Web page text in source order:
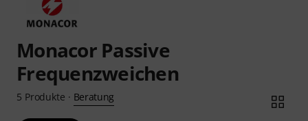
Monacor Passive
Frequenzweichen
5 Produkte · Beratung